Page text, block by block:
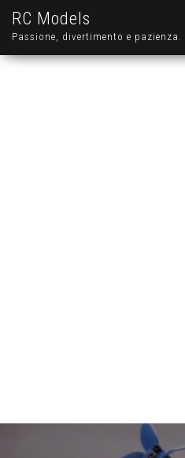
RC Models
Passione, divertimento e pazienza.